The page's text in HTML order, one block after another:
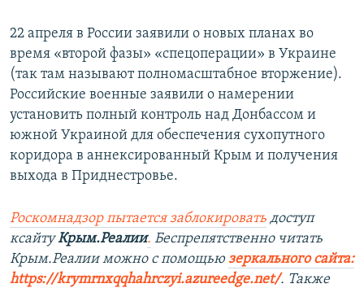
22 апреля в России заявили о новых планах во
время «второй фазы» «спецоперации» в Украине
(так там называют полномасштабное вторжение).
Российские военные заявили о намерении
установить полный контроль над Донбассом и
южной Украиной для обеспечения сухопутного
коридора в аннексированный Крым и получения
выхода в Приднестровье.
Роскомнадзор пытается заблокировать доступ
ксайтуКрым.Реалии. Беспрепятственно читать
Крым.Реалии можно с помощью зеркального сайта:
https://krymrnxqqhahrczyi.azureedge.net/. Также